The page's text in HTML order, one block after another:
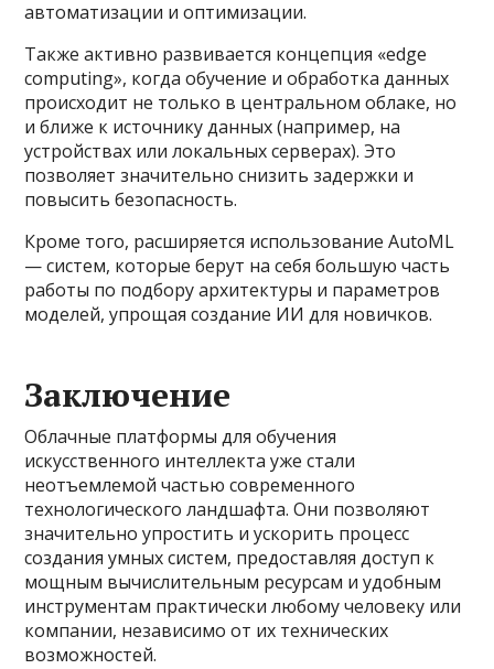
автоматизации и оптимизации.
Также активно развивается концепция «edge
computing», когда обучение и обработка данных
происходит не только в центральном облаке, но
и ближе к источнику данных (например, на
устройствах или локальных серверах). Это
позволяет значительно снизить задержки и
повысить безопасность.
Кроме того, расширяется использование AutoML
— систем, которые берут на себя большую часть
работы по подбору архитектуры и параметров
моделей, упрощая создание ИИ для новичков.
Заключение
Облачные платформы для обучения
искусственного интеллекта уже стали
неотъемлемой частью современного
технологического ландшафта. Они позволяют
значительно упростить и ускорить процесс
создания умных систем, предоставляя доступ к
мощным вычислительным ресурсам и удобным
инструментам практически любому человеку или
компании, независимо от их технических
возможностей.